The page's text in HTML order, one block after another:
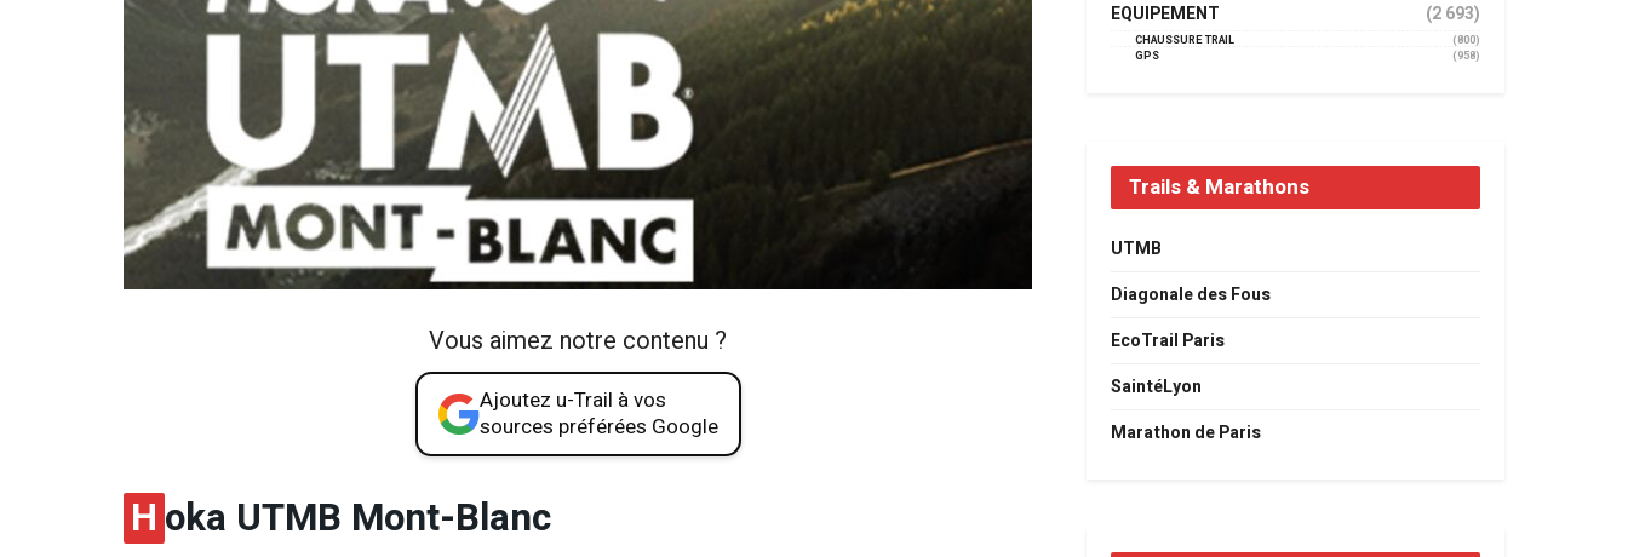
Vous aimez notre contenu ?
Ajoutez u-Trail à vos
sources préférées Google
Hoka UTMB Mont-Blanc
EQUIPEMENT (2 693)
CHAUSSURE TRAIL
(800)
GPS
(958)
Trails & Marathons
UTMB
Diagonale des Fous
EcoTrail Paris
SaintéLyon
Marathon de Paris